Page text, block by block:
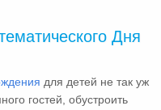
Дня
для детей не так уж
гостей, обустроить